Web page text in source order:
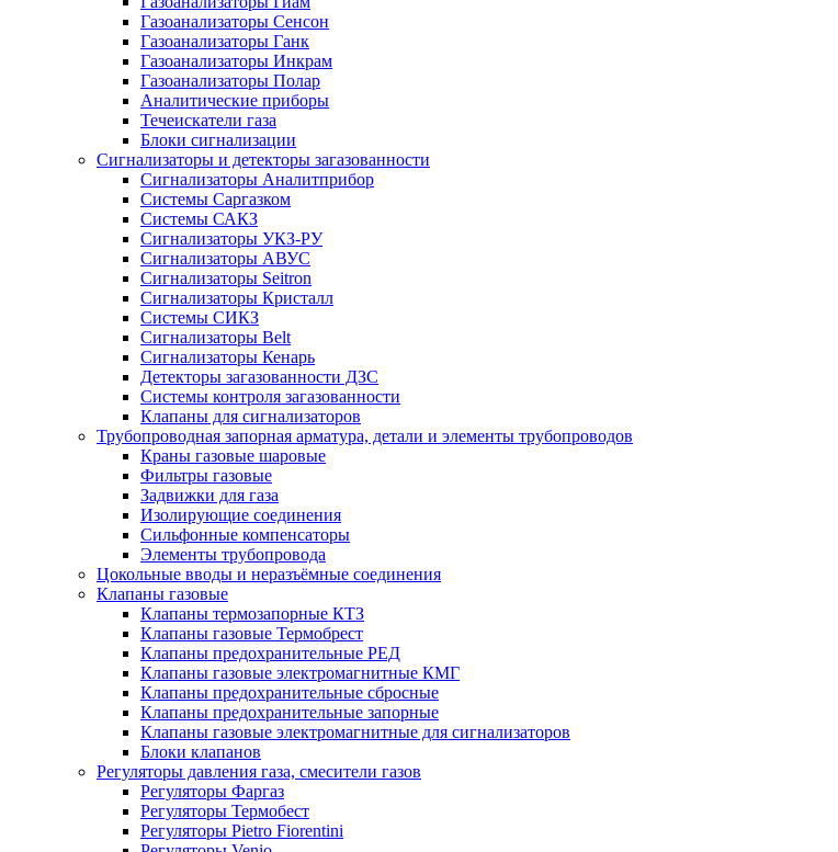
Газоанализаторы Сенсон
Газоанализаторы Ганк
Газоанализаторы Инкрам
Газоанализаторы Полар
Аналитические приборы
Течеискатели газа
Блоки сигнализации
Сигнализаторы и детекторы загазованности
Сигнализаторы Аналитприбор
Системы Саргазком
Системы САКЗ
Сигнализаторы УКЗ-РУ
Сигнализаторы АВУС
Сигнализаторы Seitron
Сигнализаторы Кристалл
Системы СИКЗ
Сигнализаторы Belt
Сигнализаторы Кенарь
Детекторы загазованности ДЗС
Системы контроля загазованности
Клапаны для сигнализаторов
Трубопроводная запорная арматура, детали и элементы трубопроводов
Краны газовые шаровые
Фильтры газовые
Задвижки для газа
Изолирующие соединения
Сильфонные компенсаторы
Элементы трубопровода
Цокольные вводы и неразъёмные соединения
Клапаны газовые
Клапаны термозапорные КТЗ
Клапаны газовые Термобрест
Клапаны предохранительные РЕД
Клапаны газовые электромагнитные КМГ
Клапаны предохранительные сбросные
Клапаны предохранительные запорные
Клапаны газовые электромагнитные для сигнализаторов
Блоки клапанов
Регуляторы давления газа, смесители газов
Регуляторы Фаргаз
Регуляторы Термобест
Регуляторы Pietro Fiorentini